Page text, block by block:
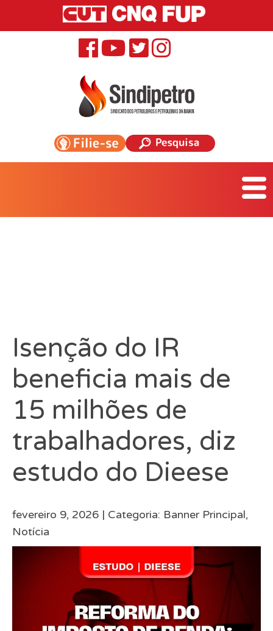
Isenção do IR
beneficia mais de
15 milhões de
trabalhadores, diz
estudo do Dieese
fevereiro 9, 2026 | Categoria: Banner Principal,
Notícia